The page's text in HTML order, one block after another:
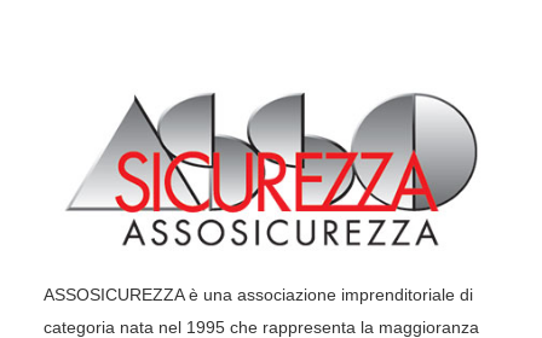
ASSOSICUREZZA è una associazione imprenditoriale di
categoria nata nel 1995 che rappresenta la maggioranza